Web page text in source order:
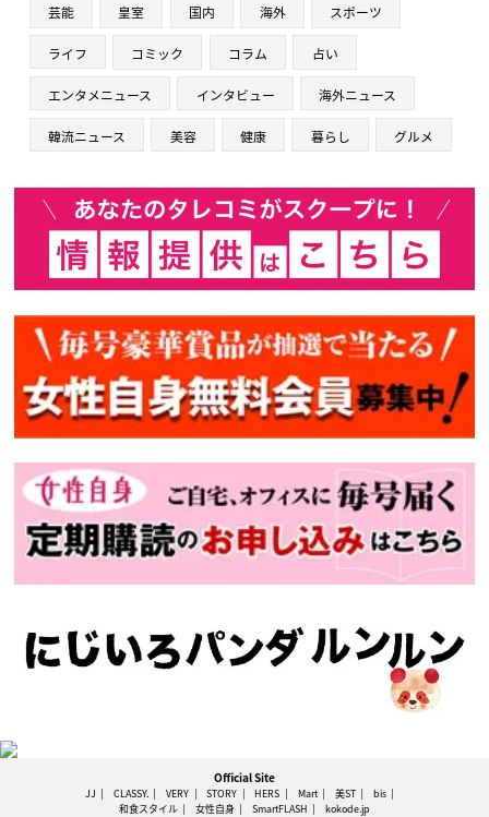
芸能 皇室 国内 海外 スポーツ
ライフ コミック コラム 占い
エンタメニュース インタビュー 海外ニュース
韓流ニュース 美容 健康 暮らし グルメ
Official Site
JJ CLASSY. VERY STORY HERS Mart 美ST
bis
和食スタイル
女性自身 SmartFLASH kokode.jp